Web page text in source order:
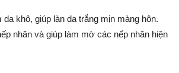
khô, giúp làn da trắng mịn màng hôn.
nhăn và giúp làm mờ các nếp nhăn hiện